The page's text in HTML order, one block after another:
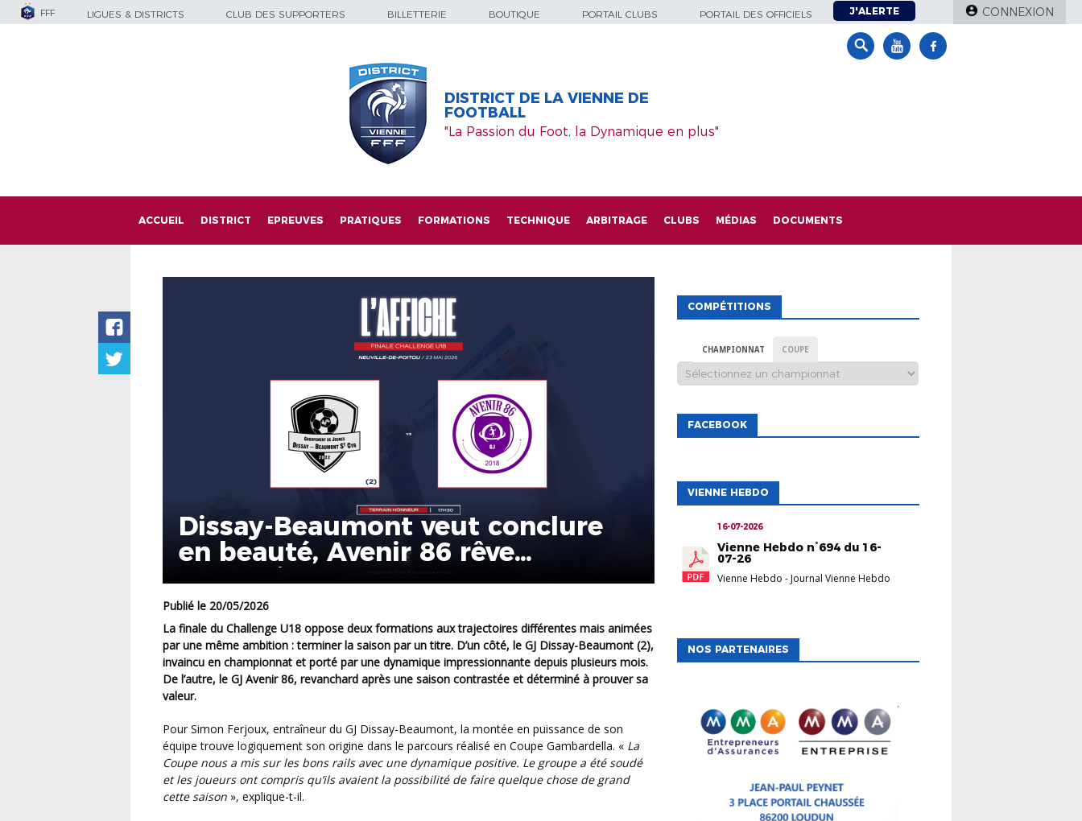
FFF LIGUES & DISTRICTS CLUB DES SUPPORTERS BILLETTERIE BOUTIQUE PORTAIL CLUBS PORTAIL DES OFFICIELS J'ALERTE CONNEXION
DISTRICT DE LA VIENNE DE
FOOTBALL
"La Passion du Foot, la Dynamique en plus"
ACCUEIL DISTRICT EPREUVES PRATIQUES FORMATIONS TECHNIQUE ARBITRAGE CLUBS MÉDIAS DOCUMENTS
Dissay-Beaumont veut conclure
en beauté, Avenir 86 rêve
d’exploit
Publié le 20/05/2026
La finale du Challenge U18 oppose deux formations aux trajectoires différentes mais animées
par une même ambition : terminer la saison par un titre. D’un côté, le GJ Dissay-Beaumont (2),
invaincu en championnat et porté par une dynamique impressionnante depuis plusieurs mois.
De l’autre, le GJ Avenir 86, revanchard après une saison contrastée et déterminé à prouver sa
valeur.
Pour Simon Ferjoux, entraîneur du GJ Dissay-Beaumont, la montée en puissance de son
équipe trouve logiquement son origine dans le parcours réalisé en Coupe Gambardella. « La
Coupe nous a mis sur les bons rails avec une dynamique positive. Le groupe a été soudé
et les joueurs ont compris qu’ils avaient la possibilité de faire quelque chose de grand
cette saison », explique-t-il.
COMPÉTITIONS
CHAMPIONNAT COUPE
FACEBOOK
VIENNE HEBDO
16-07-2026
Vienne Hebdo n°694 du 16-
07-26
Vienne Hebdo - Journal Vienne Hebdo
NOS PARTENAIRES